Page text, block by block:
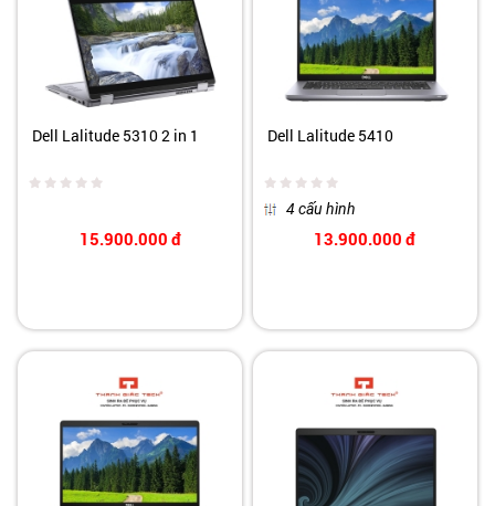
Dell Lalitude 5310 2 in 1
15.900.000 đ
Dell Lalitude 5410
4 cấu hình
13.900.000 đ